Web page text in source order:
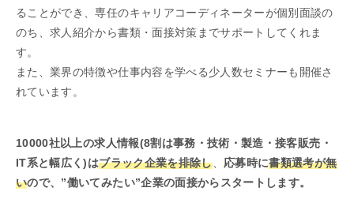
ることができ、専任のキャリアコーディネーターが個別面談の
のち、求人紹介から書類・面接対策までサポートしてくれま
す。
また、業界の特徴や仕事内容を学べる少人数セミナーも開催さ
れています。
10000社以上の求人情報(8割は事務・技術・製造・接客販売・
IT系と幅広く)はブラック企業を排除し、 応募時に書類選考が無
いので、”働いてみたい”企業の面接からスタートします。